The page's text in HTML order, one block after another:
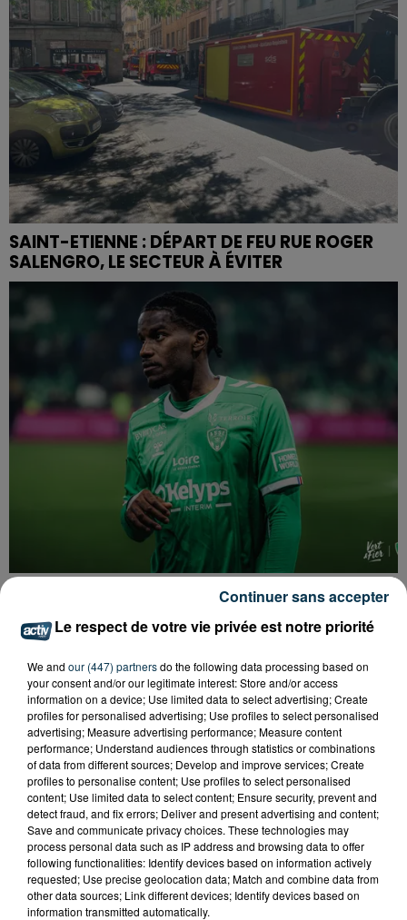
SAINT-ETIENNE : DÉPART DE FEU RUE ROGER
SALENGRO, LE SECTEUR À ÉVITER
ASSE : UN COMMUNIQUÉ COMMUN POUR
Le respect de votre vie privée est notre priorité
We and our (447) partnersdo the following data processing based on
your consent and/or our legitimate interest: Store and/or access
information on a device; Use limited data to select advertising; Create
profiles for personalised advertising; Use profiles to select personalised
advertising; Measure advertising performance; Measure content
performance; Understand audiences through statistics or combinations
of data from different sources; Develop and improve services; Create
profiles to personalise content; Use profiles to select personalised
content; Use limited data to select content; Ensure security, prevent and
detect fraud, and fix errors; Deliver and present advertising and content;
Save and communicate privacy choices. These technologies may
process personal data such as IP address and browsing data to offer
following functionalities: Identify devices based on information actively
requested; Use precise geolocation data; Match and combine data from
other data sources; Link different devices; Identify devices based on
information transmitted automatically.
Continuer sans accepter